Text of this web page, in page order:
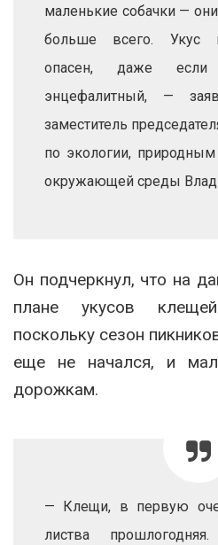
маленькие собачки —
больше всего. Укус
опасен, даже
энцефалитный, —
заместитель
по экологии,
окружающей среды
Он подчеркнул, что на
плане укусов
поскольку сезон
еще не начался, и
дорожкам.
— Клещи, в первую
листва